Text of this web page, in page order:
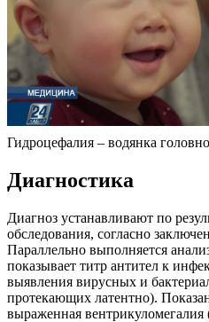
Гидроцефалия – водянка
Диагностика
Диагноз устанавливают по
обследования, согласно
Параллельно выполняется
показывает титр антител к
выявления вирусных и
протекающих латентно).
выраженная вентрикуломегалия